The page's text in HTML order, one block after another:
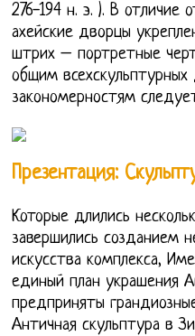
276-194 н. э. ). В отличие
ахейские дворцы
штрих – портретные
общим всехскульптурных
закономерностям
Презентация:
Которые длились
завершились созданием
искусства комплекса,
единый план украшения
предприняты
Античная скульптура в